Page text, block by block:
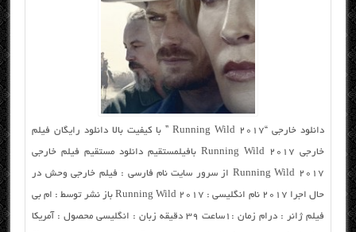
دانلود خارجی “Running Wild 2017 ” با کیفیت بالا دانلود رایگان فیلم
خارجی Running Wild 2017 بافیلمستقیم دانلود مستقیم فیلم خارجی
Running Wild 2017 از سرور سایت نام فارسی : فیلم خارجی وحش در
حال اجرا ۲۰۱۷ نام انگلیسی : Running Wild 2017 باز نشر توسط : ام بی
فیلم ژانر : درام زمان :۱ساعت ۳۹ دقیقه زبان : انگلیسی محصول : آمریکا